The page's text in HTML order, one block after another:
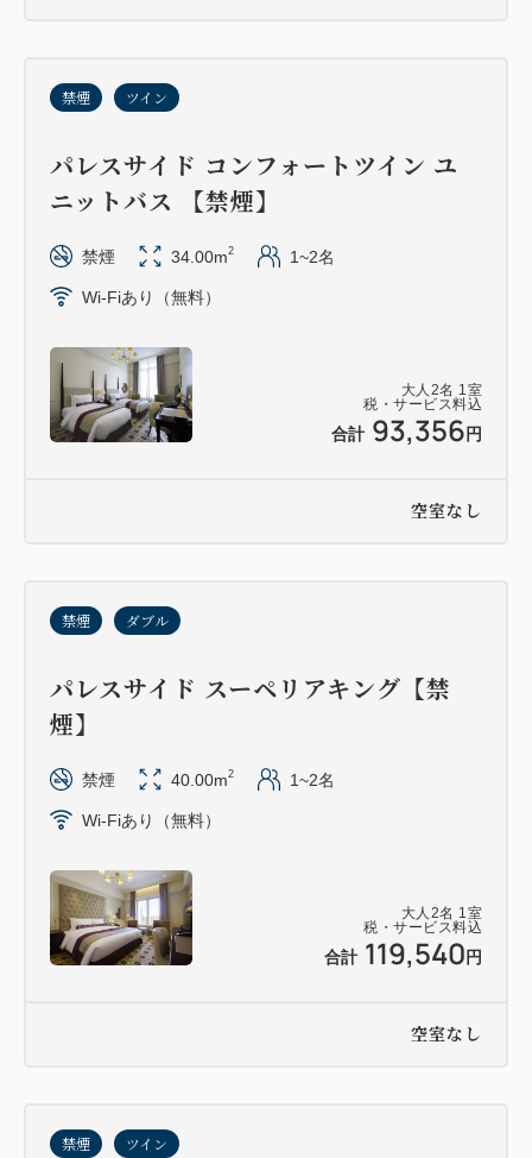
大人 2名 1 室
税・サービス料込
合計 93,356 円
禁煙 ツイン
パレスサイド コンフォートツイン ユ
ニットバス 【禁煙】
禁煙 34.00m2 1~2名
Wi-Fiあり（無料）
空室なし
大人 2名 1 室
税・サービス料込
合計 119,540 円
禁煙 ダブル
パレスサイド スーペリアキング【禁
煙】
禁煙 40.00m2 1~2名
Wi-Fiあり（無料）
空室なし
禁煙 ツイン